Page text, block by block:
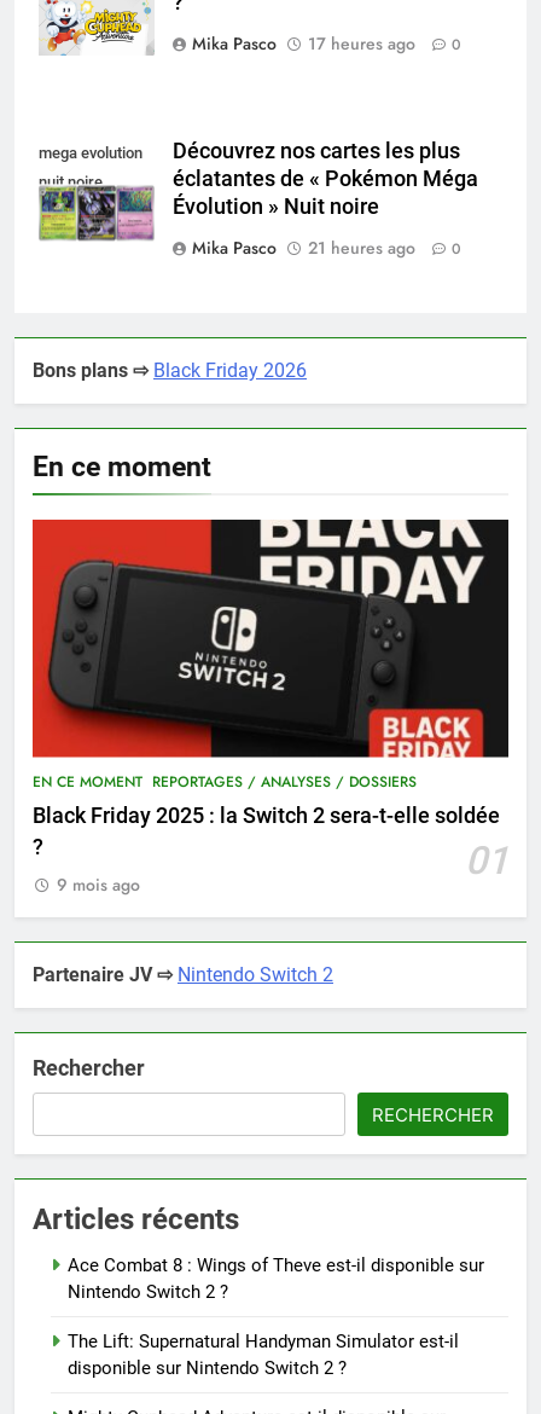
nintendo switch
Mika Pasco
17 heures ago 0
mega evolution
nuit noire
Découvrez nos cartes les plus
éclatantes de « Pokémon Méga
Évolution » Nuit noire
Mika Pasco
21 heures ago 0
Bons plans ⇨ Black Friday 2026
En ce moment
EN CE MOMENT REPORTAGES / ANALYSES / DOSSIERS
Black Friday 2025 : la Switch 2 sera-t-elle soldée
?
01
9 mois ago
Partenaire JV ⇨ Nintendo Switch 2
Rechercher
RECHERCHER
Articles récents
Ace Combat 8 : Wings of Theve est-il disponible sur
Nintendo Switch 2 ?
The Lift: Supernatural Handyman Simulator est-il
disponible sur Nintendo Switch 2 ?